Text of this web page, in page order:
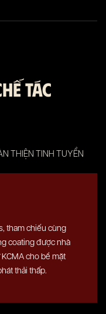
TÁC
tham chiếu cùng
coating được nhà
cho bề mặt
thải thấp.